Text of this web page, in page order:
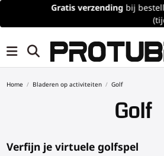
Gratis verzendingbij bestellingen
Home Bladeren op activiteiten Golf
Golf
Verfijn je virtuele golfspel